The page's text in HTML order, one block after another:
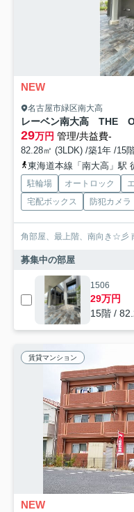
NEW
名古屋市緑区南大高
レーベン南大高 THE
29万円 管理/共益費-
82.28㎡ (3LDK) /築1年 /15
東海道本線「南大高」駅
駐輪場 オートロック
宅配ボックス
防犯カメラ
角部屋、最上階、南向き☆彡
募集中の部屋
1506
29万円
15階 /
賃貸マンション
NEW